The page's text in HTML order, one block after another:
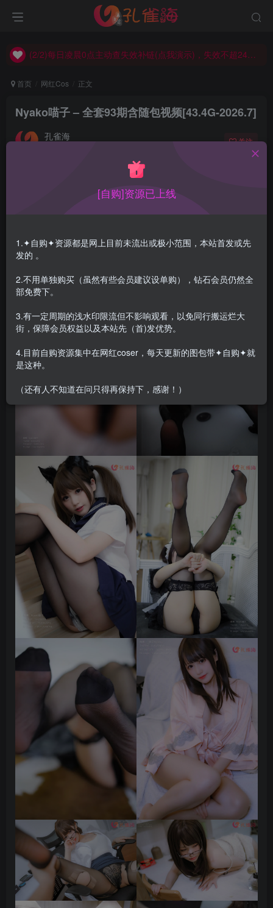
(2/2)每日凌晨0点主动查失效补链(点我演示)，失效不超24小时，
(2/2)每日凌晨0点主动查失效补链(点我演示)，失效不超24小时，
首页 网红Cos 正文
Nyako喵子 – 全套93期含随包视频[43.4G-2026.7]
孔雀海 关注
Nyako喵子， 妹子很野感觉是小小的身材大大的野性，现在
也叫：荒井喵喵
[自购]资源已上线
1.✦自购✦资源都是网上目前未流出或极小范围，本站首发或先
发的 。
2.不用单独购买（虽然有些会员建议设单购），钻石会员仍然全
部免费下。
3.有一定周期的浅水印限流但不影响观看，以免同行搬运烂大
街，保障会员权益以及本站先（首)发优势。
4.目前自购资源集中在网红coser，每天更新的图包带✦自购✦就
是这种。
（还有人不知道在问只得再保持下，感谢！）